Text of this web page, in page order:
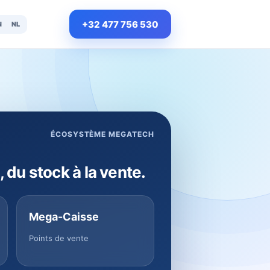
NL +32 477 756 530
ÉCOSYSTÈME MEGATECH
du stock à la vente.
Mega-Caisse
Points de vente